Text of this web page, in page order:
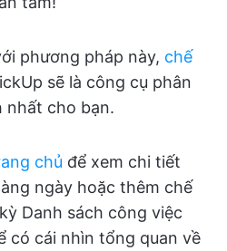
phương pháp này, chế
sẽ là công cụ phân
nhất cho bạn.
chủ để xem chi tiết
ngày hoặc thêm chế
Danh sách công việc
có cái nhìn tổng quan về